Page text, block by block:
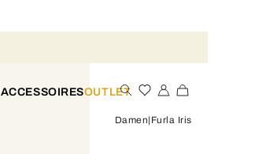
ACCESSOIRESOUTLET
Damen Furla Iris